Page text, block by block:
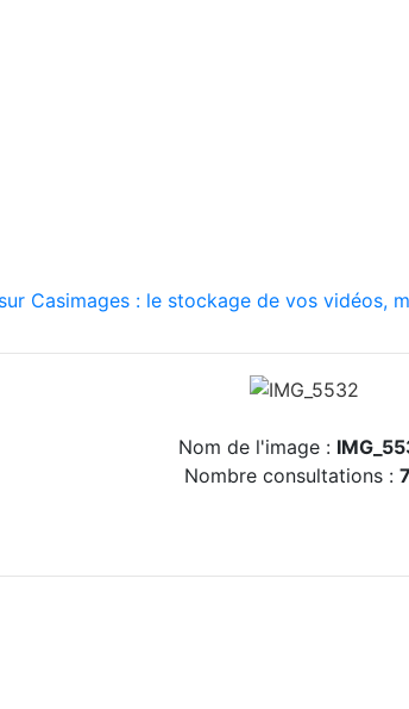
Casimages : le stockage de vos vidéos,
Nom de l'image :
Nombre consultations :